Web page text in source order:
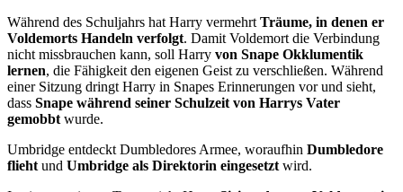
Während des Schuljahrs hat Harry vermehrt Träume, in denen er
Voldemorts Handeln verfolgt. Damit Voldemort die Verbindung
nicht missbrauchen kann, soll Harry von Snape Okklumentik
lernen, die Fähigkeit den eigenen Geist zu verschließen. Während
einer Sitzung dringt Harry in Snapes Erinnerungen vor und sieht,
dass Snape während seiner Schulzeit von Harrys Vater
gemobbt wurde.
Umbridge entdeckt Dumbledores Armee, woraufhin Dumbledore
flieht und Umbridge als Direktorin eingesetzt wird.